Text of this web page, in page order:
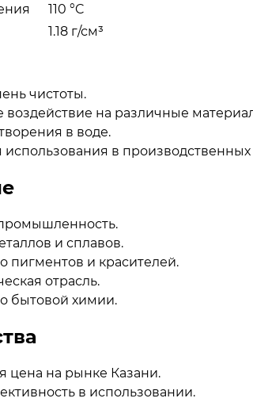
110 °C
1.18 г/см³
чистоты.
на различные
в воде.
использования в
и сплавов.
пигментов и красителей.
отрасль.
бытовой химии.
цена на рынке Казани.
в использовании.